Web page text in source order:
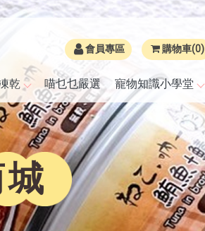
乾 喵乜乜嚴選 寵物知識小學堂
會員專區 購物車(0)